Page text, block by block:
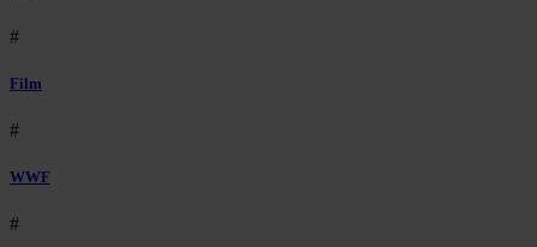
#
Film
#
WWF
#